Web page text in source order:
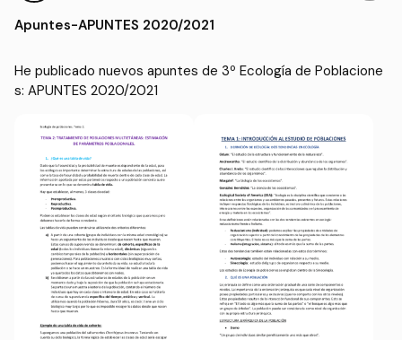
Apuntes-APUNTES 2020/2021
He publicado nuevos apuntes de 3º Ecología de Poblacione
s: APUNTES 2020/2021